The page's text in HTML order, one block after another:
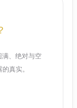
满、绝对与空
真实。
般的精准，